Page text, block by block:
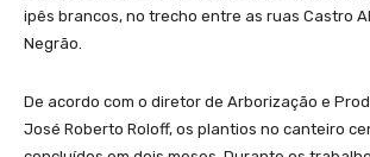
ipês brancos, no trecho entre as ruas Castro
Negrão.
De acordo com o diretor de Arborização e
José Roberto Roloff, os plantios no canteiro